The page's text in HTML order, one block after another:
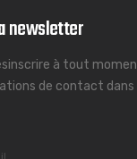
newsletter
à tout
de contact dans